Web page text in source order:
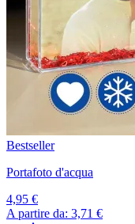
Bestseller
Portafoto d'acqua
4,95 €
A partire da: 3,71 €